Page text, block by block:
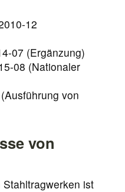
12
07 (Ergänzung)
08 (Nationaler
von
von
Stahltragwerken ist